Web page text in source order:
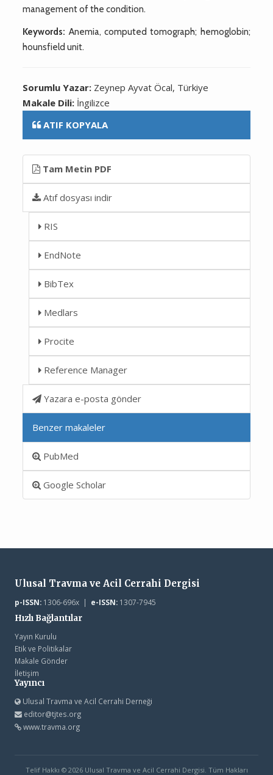
management of the condition.
Keywords: Anemia, computed tomograph; hemoglobin;
hounsfield unit.
Sorumlu Yazar: Zeynep Ayvat Öcal, Türkiye
Makale Dili: İngilizce
ATIF KOPYALA
Tam Metin PDF
Atıf dosyası indir
RIS
EndNote
BibTex
Medlars
Procite
Reference Manager
Yazara e-posta gönder
Benzer makaleler
PubMed
Google Scholar
Ulusal Travma ve Acil Cerrahi Dergisi
p-ISSN:1306-696x | e-ISSN:1307-7945
Hızlı Bağlantılar
Yayın Kurulu
Etik ve Politikalar
Makale Gönder
İletişim
Yayıncı
Ulusal Travma ve Acil Cerrahi Derneği
editor@tjtes.org
www.travma.org
Telif Hakkı © 2026 Ulusal Travma ve Acil Cerrahi Dergisi. Tüm Hakları